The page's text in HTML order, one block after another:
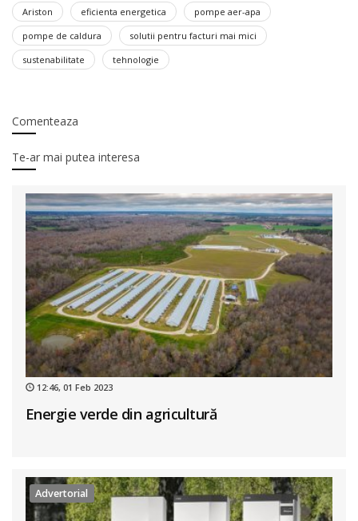
Ariston eficienta energetica
pompe aer-apa
pompe de caldura
solutii pentru facturi mai mici
sustenabilitate
tehnologie
Comenteaza
Te-ar mai putea interesa
12:46, 01 Feb 2023
Energie verde din agricultură
Advertorial